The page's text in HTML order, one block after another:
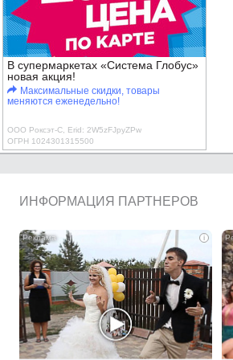
В супермаркетах «Система Глобус»
новая акция!
Максимальные скидки, товары
меняются еженедельно!
ООО Роксэт-С, Erid: 2W5zFJpyZPw
ОГРН 1024301315500
ИНФОРМАЦИЯ ПАРТНЕРОВ
i